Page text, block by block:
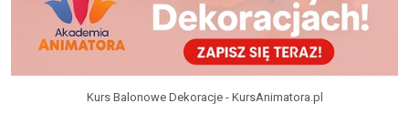
Kurs Balonowe Dekoracje - KursAnimatora.pl